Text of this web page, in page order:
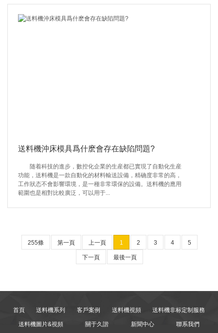
送料機沖床模具爲什麽會存在缺陷問題?
随着科技的進步，數控化企業的生産都已實現了自動化生産
功能，送料機是一款自動化的材料輸送設備，精确度非常的高，
工作狀态不會影響環境，是一種非常環保的設備。送料機的應用
範圍也是相對比較廣泛，可以用于...
255條 第一頁 上一頁 1 2 3 4 5
下一頁 最後一頁
首頁 送料機系列 客戶案例 送料機視頻 送料機非标定制服務
送料機圖片&視頻 關于久諧 新聞中心 聯系我們